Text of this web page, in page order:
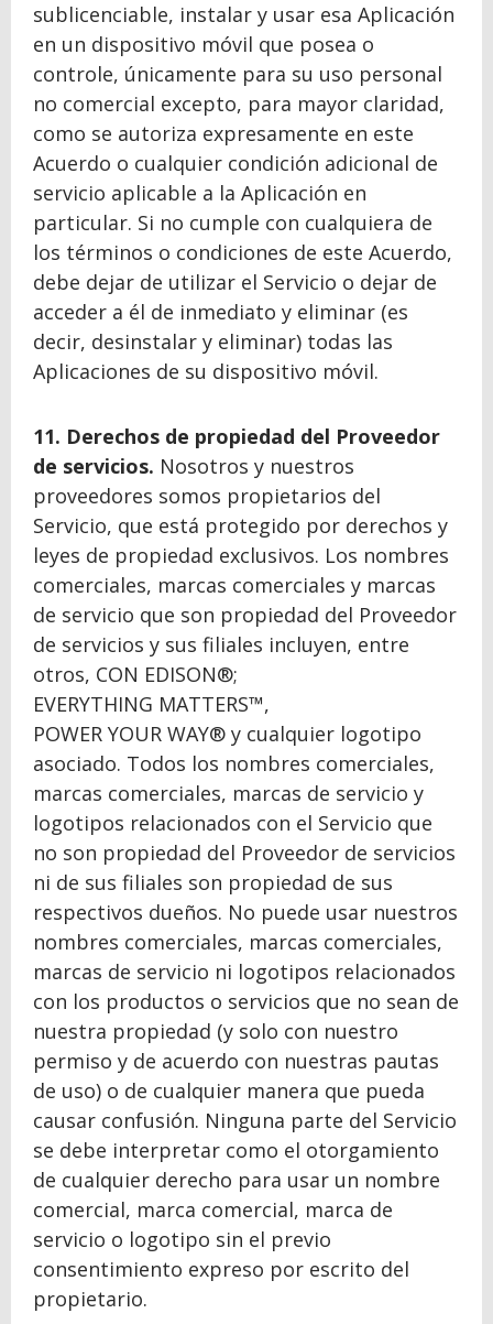
sublicenciable, instalar y usar esa Aplicación
en un dispositivo móvil que posea o
controle, únicamente para su uso personal
no comercial excepto, para mayor claridad,
como se autoriza expresamente en este
Acuerdo o cualquier condición adicional de
servicio aplicable a la Aplicación en
particular. Si no cumple con cualquiera de
los términos o condiciones de este Acuerdo,
debe dejar de utilizar el Servicio o dejar de
acceder a él de inmediato y eliminar (es
decir, desinstalar y eliminar) todas las
Aplicaciones de su dispositivo móvil.
11. Derechos de propiedad del Proveedor
de servicios. Nosotros y nuestros
proveedores somos propietarios del
Servicio, que está protegido por derechos y
leyes de propiedad exclusivos. Los nombres
comerciales, marcas comerciales y marcas
de servicio que son propiedad del Proveedor
de servicios y sus filiales incluyen, entre
otros, CON EDISON®;
EVERYTHING MATTERS™,
POWER YOUR WAY® y cualquier logotipo
asociado. Todos los nombres comerciales,
marcas comerciales, marcas de servicio y
logotipos relacionados con el Servicio que
no son propiedad del Proveedor de servicios
ni de sus filiales son propiedad de sus
respectivos dueños. No puede usar nuestros
nombres comerciales, marcas comerciales,
marcas de servicio ni logotipos relacionados
con los productos o servicios que no sean de
nuestra propiedad (y solo con nuestro
permiso y de acuerdo con nuestras pautas
de uso) o de cualquier manera que pueda
causar confusión. Ninguna parte del Servicio
se debe interpretar como el otorgamiento
de cualquier derecho para usar un nombre
comercial, marca comercial, marca de
servicio o logotipo sin el previo
consentimiento expreso por escrito del
propietario.